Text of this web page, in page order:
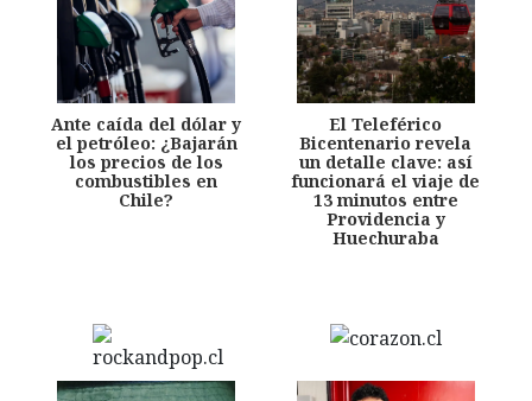
Ante caída del dólar y
el petróleo: ¿Bajarán
los precios de los
combustibles en
Chile?
El Teleférico
Bicentenario revela
un detalle clave: así
funcionará el viaje de
13 minutos entre
Providencia y
Huechuraba